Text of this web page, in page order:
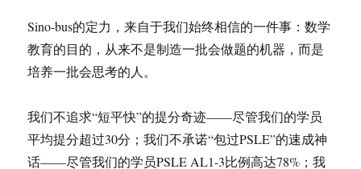
Sino-bus的定力，来自于我们始终相信的一件事：数学
教育的目的，从来不是制造一批会做题的机器，而是
培养一批会思考的人。
我们不追求“短平快”的提分奇迹——尽管我们的学员
平均提分超过30分；我们不承诺“包过PSLE”的速成神
话——尽管我们的学员PSLE AL1-3比例高达78%；我